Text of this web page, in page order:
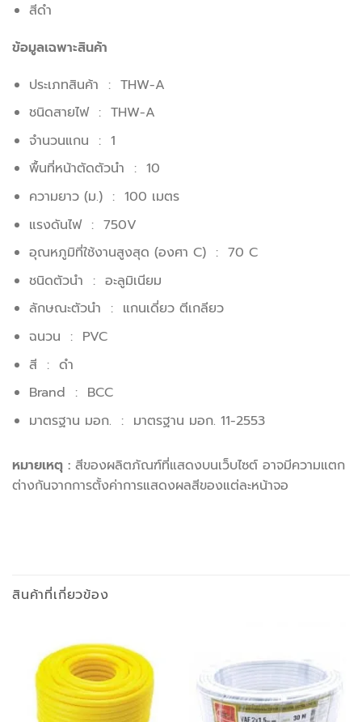
สีดำ
ข้อมูลเฉพาะสินค้า
ประเภทสินค้า : THW-A
ชนิดสายไฟ : THW-A
จำนวนแกน : 1
พื้นที่หน้าตัดตัวนำ : 10
ความยาว (ม.) : 100 เมตร
แรงดันไฟ : 750V
อุณหภูมิที่ใช้งานสูงสุด (องศา C) : 70 C
ชนิดตัวนำ : อะลูมิเนียม
ลักษณะตัวนำ : แกนเดี่ยว ตีเกลียว
ฉนวน : PVC
สี : ดำ
Brand : BCC
มาตรฐาน มอก. : มาตรฐาน มอก. 11-2553
หมายเหตุ : สีของผลิตภัณฑ์ที่แสดงบนเว็บไซต์ อาจมีความแตก
ต่างกันจากการตั้งค่าการแสดงผลสีของแต่ละหน้าจอ
สินค้าที่เกี่ยวข้อง